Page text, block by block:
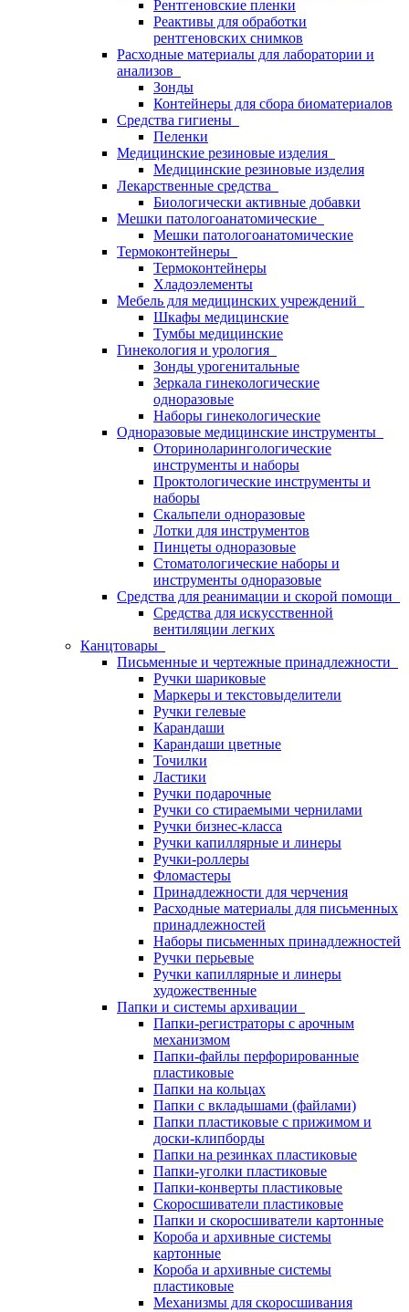
Рентгеновские пленки
Реактивы для обработки
рентгеновских снимков
Расходные материалы для лаборатории и
анализов
Зонды
Контейнеры для сбора биоматериалов
Средства гигиены
Пеленки
Медицинские резиновые изделия
Медицинские резиновые изделия
Лекарственные средства
Биологически активные добавки
Мешки патологоанатомические
Мешки патологоанатомические
Термоконтейнеры
Термоконтейнеры
Хладоэлементы
Мебель для медицинских учреждений
Шкафы медицинские
Тумбы медицинские
Гинекология и урология
Зонды урогенитальные
Зеркала гинекологические
одноразовые
Наборы гинекологические
Одноразовые медицинские инструменты
Оториноларингологические
инструменты и наборы
Проктологические инструменты и
наборы
Скальпели одноразовые
Лотки для инструментов
Пинцеты одноразовые
Стоматологические наборы и
инструменты одноразовые
Средства для реанимации и скорой помощи
Средства для искусственной
вентиляции легких
Канцтовары
Письменные и чертежные принадлежности
Ручки шариковые
Маркеры и текстовыделители
Ручки гелевые
Карандаши
Карандаши цветные
Точилки
Ластики
Ручки подарочные
Ручки со стираемыми чернилами
Ручки бизнес-класса
Ручки капиллярные и линеры
Ручки-роллеры
Фломастеры
Принадлежности для черчения
Расходные материалы для письменных
принадлежностей
Наборы письменных принадлежностей
Ручки перьевые
Ручки капиллярные и линеры
художественные
Папки и системы архивации
Папки-регистраторы с арочным
механизмом
Папки-файлы перфорированные
пластиковые
Папки на кольцах
Папки с вкладышами (файлами)
Папки пластиковые с прижимом и
доски-клипборды
Папки на резинках пластиковые
Папки-уголки пластиковые
Папки-конверты пластиковые
Скоросшиватели пластиковые
Папки и скоросшиватели картонные
Короба и архивные системы
картонные
Короба и архивные системы
пластиковые
Механизмы для скоросшивания